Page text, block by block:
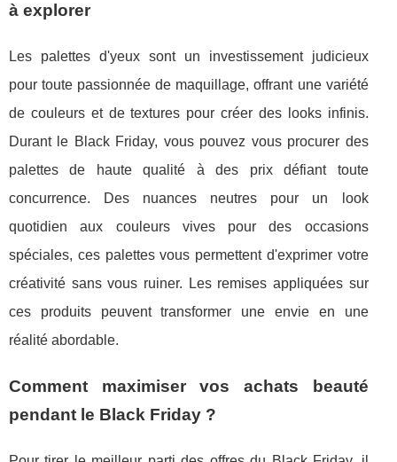
à explorer
Les palettes d'yeux sont un investissement judicieux
pour toute passionnée de maquillage, offrant une variété
de couleurs et de textures pour créer des looks infinis.
Durant le Black Friday, vous pouvez vous procurer des
palettes de haute qualité à des prix défiant toute
concurrence. Des nuances neutres pour un look
quotidien aux couleurs vives pour des occasions
spéciales, ces palettes vous permettent d'exprimer votre
créativité sans vous ruiner. Les remises appliquées sur
ces produits peuvent transformer une envie en une
réalité abordable.
Comment maximiser vos achats beauté
pendant le Black Friday ?